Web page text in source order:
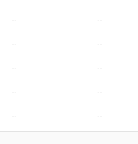
-- --
-- --
-- --
-- --
-- --